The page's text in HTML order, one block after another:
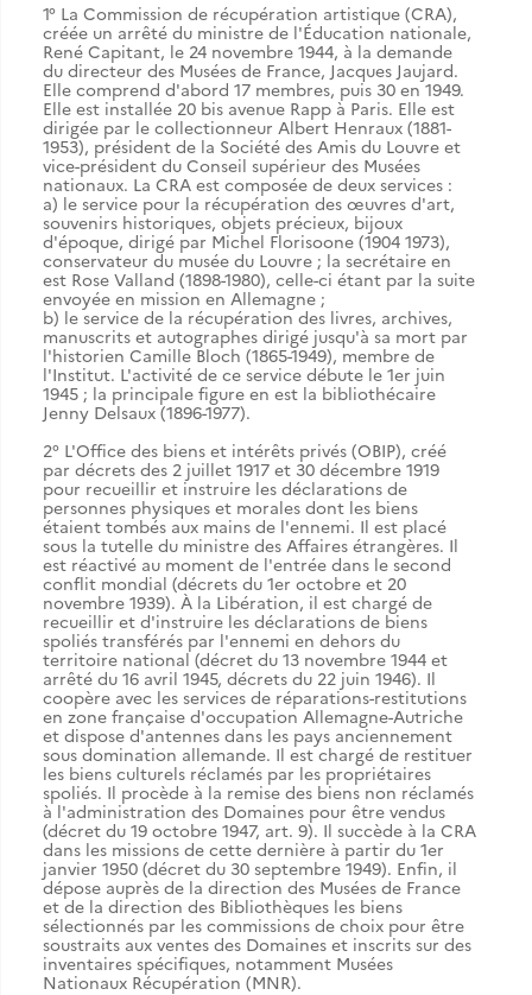
1° La Commission de récupération artistique (CRA),
créée un arrêté du ministre de l'Éducation nationale,
René Capitant, le 24 novembre 1944, à la demande
du directeur des Musées de France, Jacques Jaujard.
Elle comprend d'abord 17 membres, puis 30 en 1949.
Elle est installée 20 bis avenue Rapp à Paris. Elle est
dirigée par le collectionneur Albert Henraux (1881-
1953), président de la Société des Amis du Louvre et
vice-président du Conseil supérieur des Musées
nationaux. La CRA est composée de deux services :
a) le service pour la récupération des œuvres d'art,
souvenirs historiques, objets précieux, bijoux
d'époque, dirigé par Michel Florisoone (1904 1973),
conservateur du musée du Louvre ; la secrétaire en
est Rose Valland (1898-1980), celle-ci étant par la suite
envoyée en mission en Allemagne ;
b) le service de la récupération des livres, archives,
manuscrits et autographes dirigé jusqu'à sa mort par
l'historien Camille Bloch (1865-1949), membre de
l'Institut. L'activité de ce service débute le 1er juin
1945 ; la principale figure en est la bibliothécaire
Jenny Delsaux (1896-1977).
2° L'Office des biens et intérêts privés (OBIP), créé
par décrets des 2 juillet 1917 et 30 décembre 1919
pour recueillir et instruire les déclarations de
personnes physiques et morales dont les biens
étaient tombés aux mains de l'ennemi. Il est placé
sous la tutelle du ministre des Affaires étrangères. Il
est réactivé au moment de l'entrée dans le second
conflit mondial (décrets du 1er octobre et 20
novembre 1939). À la Libération, il est chargé de
recueillir et d'instruire les déclarations de biens
spoliés transférés par l'ennemi en dehors du
territoire national (décret du 13 novembre 1944 et
arrêté du 16 avril 1945, décrets du 22 juin 1946). Il
coopère avec les services de réparations-restitutions
en zone française d'occupation Allemagne-Autriche
et dispose d'antennes dans les pays anciennement
sous domination allemande. Il est chargé de restituer
les biens culturels réclamés par les propriétaires
spoliés. Il procède à la remise des biens non réclamés
à l'administration des Domaines pour être vendus
(décret du 19 octobre 1947, art. 9). Il succède à la CRA
dans les missions de cette dernière à partir du 1er
janvier 1950 (décret du 30 septembre 1949). Enfin, il
dépose auprès de la direction des Musées de France
et de la direction des Bibliothèques les biens
sélectionnés par les commissions de choix pour être
soustraits aux ventes des Domaines et inscrits sur des
inventaires spécifiques, notamment Musées
Nationaux Récupération (MNR).